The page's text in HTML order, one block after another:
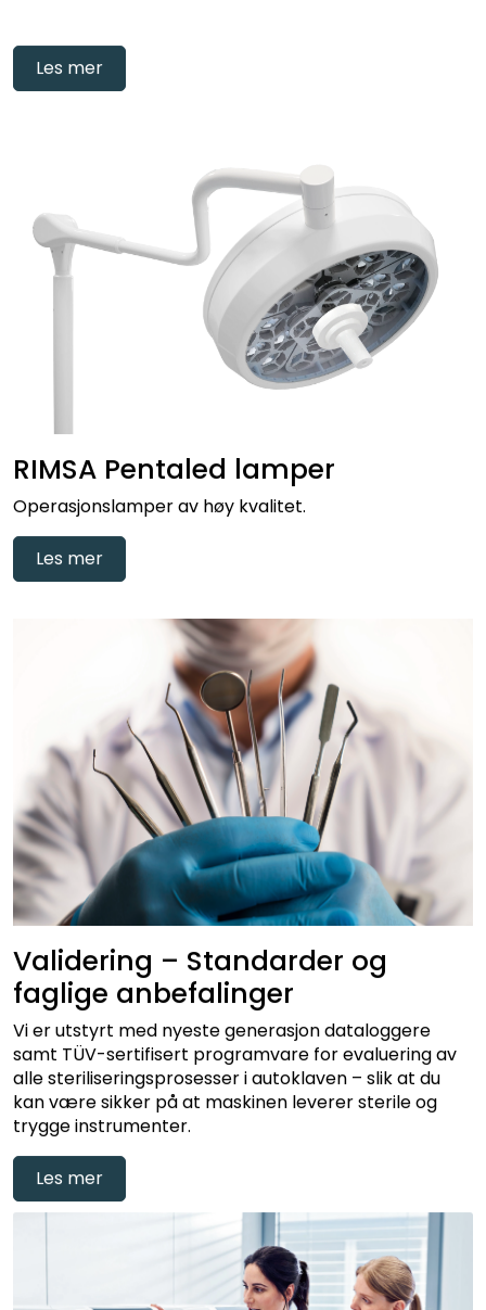
RIMSA Pentaled lamper
Operasjonslamper av høy kvalitet.
Les mer
Les mer
Validering – Standarder og
faglige anbefalinger
Vi er utstyrt med nyeste generasjon dataloggere
samt TÜV-sertifisert programvare for evaluering av
alle steriliseringsprosesser i autoklaven – slik at du
kan være sikker på at maskinen leverer sterile og
trygge instrumenter.
Les mer